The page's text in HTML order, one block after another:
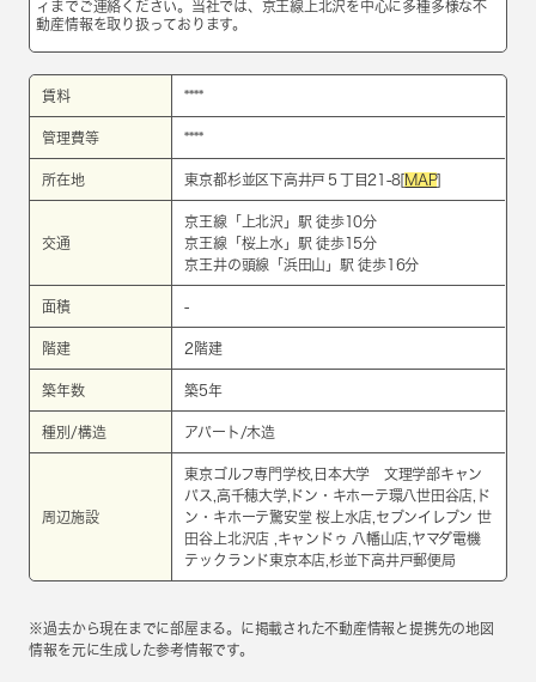
ィまでご連絡ください。当社では、京王線上北沢を中心に多種多様な不
動産情報を取り扱っております。
賃料 ****
管理費等 ****
所在地 東京都杉並区下高井戸５丁目21-8[ MAP]
交通
京王線 「 上北沢 」駅 徒歩10分
京王線 「 桜上水 」駅 徒歩15分
京王井の頭線 「 浜田山 」駅 徒歩16分
面積 -
階建 2階建
築年数 築5年
種別/構造 アパート/木造
周辺施設
東京ゴルフ専門学校,日本大学 文理学部キャン
パス,高千穂大学,ドン・キホーテ環八世田谷店,ド
ン・キホーテ驚安堂 桜上水店,セブンイレブン 世
田谷上北沢店 ,キャンドゥ 八幡山店,ヤマダ電機
テックランド東京本店,杉並下高井戸郵便局
※過去から現在までに部屋まる。に掲載された不動産情報と提携先の地図
情報を元に生成した参考情報です。